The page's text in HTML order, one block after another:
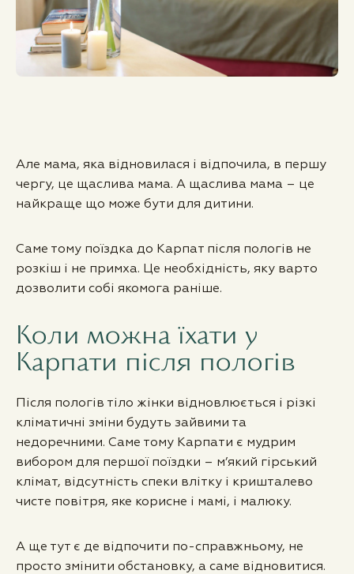
Але мама, яка відновилася і відпочила, в першу
чергу, це щаслива мама. А щаслива мама – це
найкраще що може бути для дитини.
Саме тому поїздка до Карпат після пологів не
розкіш і не примха. Це необхідність, яку варто
дозволити собі якомога раніше.
Коли можна їхати у
Карпати після пологів
Після пологів тіло жінки відновлюється і різкі
кліматичні зміни будуть зайвими та
недоречними. Саме тому Карпати є мудрим
вибором для першої поїздки – м’який гірський
клімат, відсутність спеки влітку і кришталево
чисте повітря, яке корисне і мамі, і малюку.
А ще тут є де відпочити по-справжньому, не
просто змінити обстановку, а саме відновитися.